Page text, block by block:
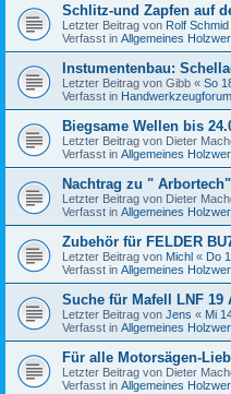
Schlitz-und Zapfen auf
Letzter Beitrag von Rolf Schmid
Verfasst in Allgemeines
Instumentenbau:
Letzter Beitrag von Gibb « So
Verfasst in
Biegsame Wellen bis
Letzter Beitrag von Dieter
Verfasst in Allgemeines
Nachtrag zu "
Letzter Beitrag von Dieter
Verfasst in Allgemeines
Zubehör für FELDER
Letzter Beitrag von Michl « Do
Verfasst in Allgemeines
Suche für Mafell LNF
Letzter Beitrag von Jens « Mi
Verfasst in Allgemeines
Für alle Motorsägen-
Letzter Beitrag von Dieter
Verfasst in Allgemeines